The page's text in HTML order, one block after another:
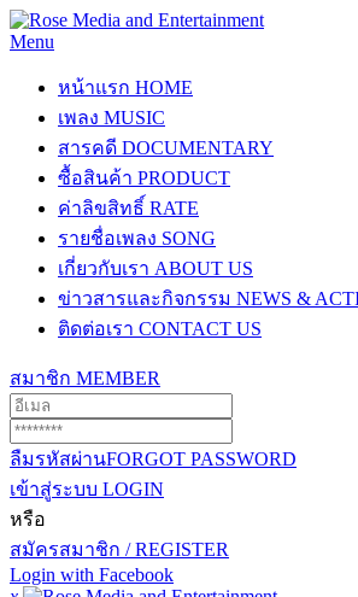
Menu
หน้าแรก HOME
เพลง MUSIC
สารคดี DOCUMENTARY
ซื้อสินค้า PRODUCT
ค่าลิขสิทธิ์ RATE
รายชื่อเพลง SONG
เกี่ยวกับเรา ABOUT US
ข่าวสารและกิจกรรม NEWS &
ติดต่อเรา CONTACT US
สมาชิก MEMBER
ลืมรหัสผ่านFORGOT PASSWORD
เข้าสู่ระบบ LOGIN
หรือ
สมัครสมาชิก / REGISTER
Login with Facebook